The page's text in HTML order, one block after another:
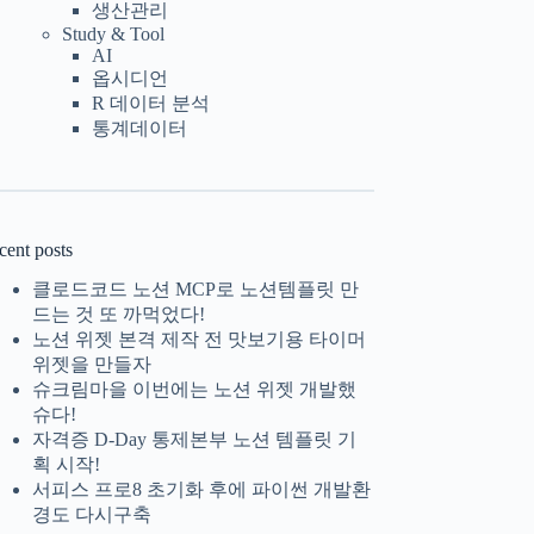
생산관리
Study & Tool
AI
옵시디언
R 데이터 분석
통계데이터
posts
클로드코드 노션 MCP로 노션템플릿 만
드는 것 또 까먹었다!
노션 위젯 본격 제작 전 맛보기용 타이머
위젯을 만들자
슈크림마을 이번에는 노션 위젯 개발했
슈다!
자격증 D-Day 통제본부 노션 템플릿 기
획 시작!
서피스 프로8 초기화 후에 파이썬 개발환
경도 다시구축